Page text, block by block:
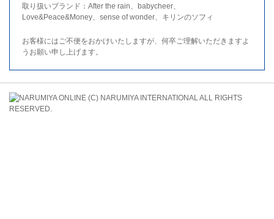
取り扱いブランド：After the rain、babycheer、
Love&Peace&Money、sense of wonder、キリンのソフィ
お客様にはご不便をおかけいたしますが、何卒ご理解いただきますよ
うお願い申し上げます。